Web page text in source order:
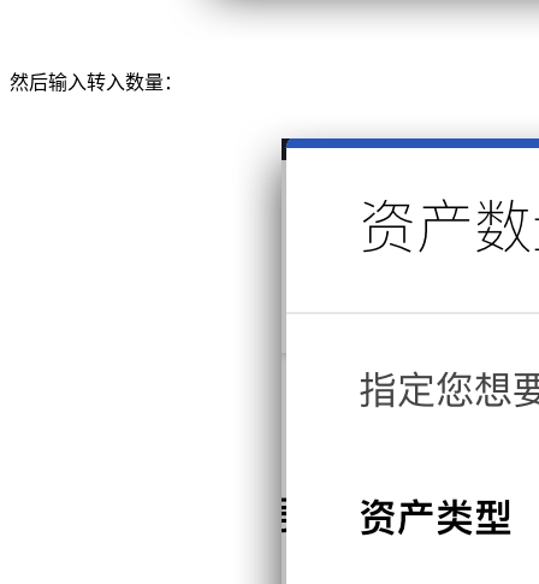
然后输入转入数量：